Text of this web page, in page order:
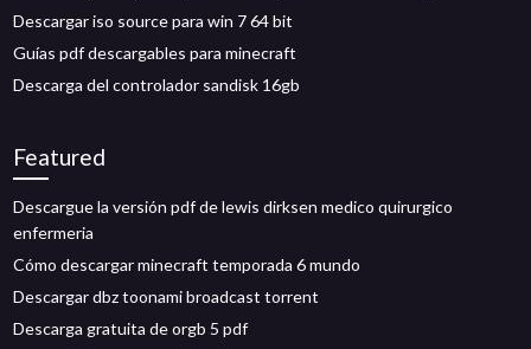
Descargar iso source para win 7 64 bit
Guías pdf descargables para minecraft
Descarga del controlador sandisk 16gb
Featured
Descargue la versión pdf de lewis dirksen medico quirurgico
enfermeria
Cómo descargar minecraft temporada 6 mundo
Descargar dbz toonami broadcast torrent
Descarga gratuita de orgb 5 pdf